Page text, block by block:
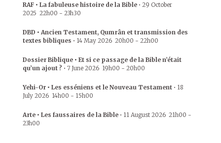
RAF • La fabuleuse histoire de la Bible • 29 October
2025 22h00 - 23h30
DBD • Ancien Testament, Qumrân et transmission des
textes bibliques • 14 May 2026 20h00 - 22h00
Dossier Biblique • Et si ce passage de la Bible n’était
qu’un ajout ? • 7 June 2026 19h00 - 20h00
Yehi-Or • Les esséniens et le Nouveau Testament • 18
July 2026 14h00 - 15h00
Arte • Les faussaires de la Bible • 11 August 2026 21h00 -
23h00